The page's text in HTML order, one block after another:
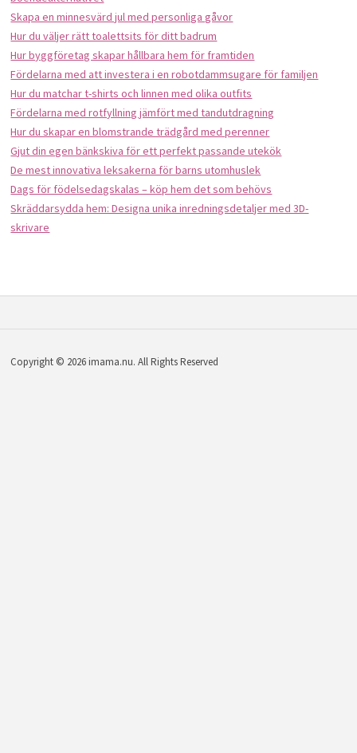
Skapa en minnesvärd jul med personliga gåvor
Hur du väljer rätt toalettsits för ditt badrum
Hur byggföretag skapar hållbara hem för framtiden
Fördelarna med att investera i en robotdammsugare för familjen
Hur du matchar t-shirts och linnen med olika outfits
Fördelarna med rotfyllning jämfört med tandutdragning
Hur du skapar en blomstrande trädgård med perenner
Gjut din egen bänkskiva för ett perfekt passande utekök
De mest innovativa leksakerna för barns utomhuslek
Dags för födelsedagskalas – köp hem det som behövs
Skräddarsydda hem: Designa unika inredningsdetaljer med 3D-
skrivare
Copyright © 2026 imama.nu. All Rights Reserved